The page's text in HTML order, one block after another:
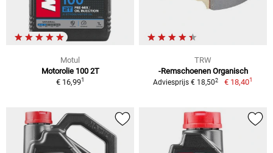
Motul
Motorolie 100 2T
€ 16,991
TRW
-Remschoenen Organisch
Adviesprijs € 18,502 € 18,401